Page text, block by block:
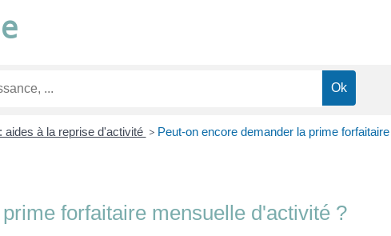
aides à la reprise d'activité > Peut-on encore demander la prime
forfaitaire mensuelle d'activité ?